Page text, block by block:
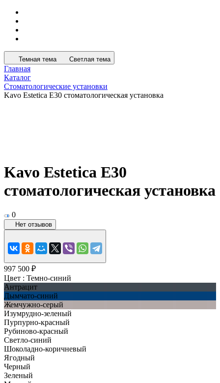
Темная тема Светлая тема
Главная
Каталог
Стоматологические установки
Kavo Estetica E30 стоматологическая установка
Kavo Estetica E30
стоматологическая установка
0
Нет отзывов
997 500 ₽
Цвет : Темно-синий
Антрацит
Дымчато-синий
Жемчужно-серый
Изумрудно-зеленый
Пурпурно-красный
Рубиново-красный
Светло-синий
Шоколадно-коричневый
Ягодный
Черный
Зеленый